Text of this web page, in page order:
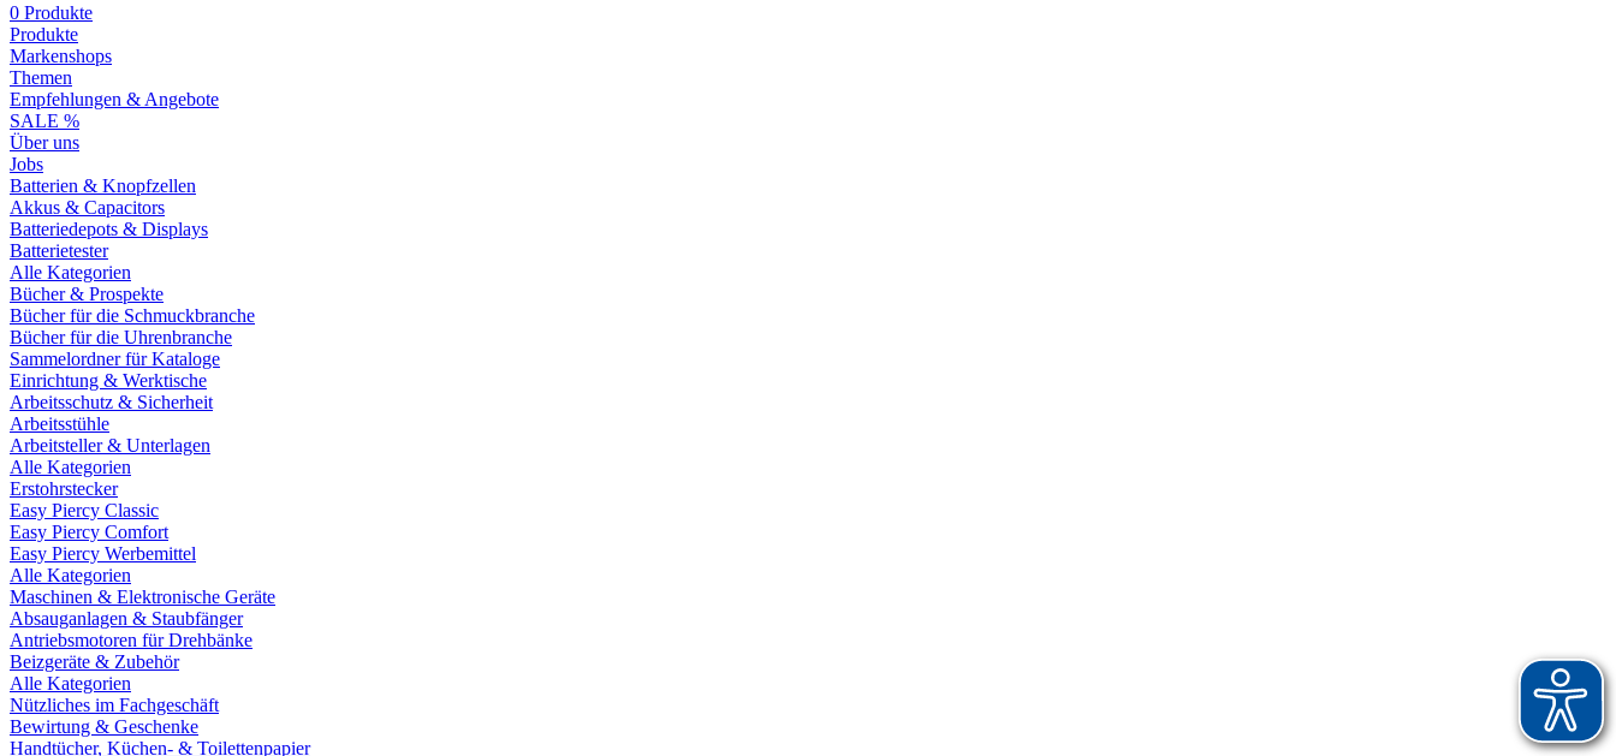
0 Produkte
Produkte
Markenshops
Themen
Empfehlungen & Angebote
SALE %
Über uns
Jobs
Batterien & Knopfzellen
Akkus & Capacitors
Batteriedepots & Displays
Batterietester
Alle Kategorien
Bücher & Prospekte
Bücher für die Schmuckbranche
Bücher für die Uhrenbranche
Sammelordner für Kataloge
Einrichtung & Werktische
Arbeitsschutz & Sicherheit
Arbeitsstühle
Arbeitsteller & Unterlagen
Alle Kategorien
Erstohrstecker
Easy Piercy Classic
Easy Piercy Comfort
Easy Piercy Werbemittel
Alle Kategorien
Maschinen & Elektronische Geräte
Absauganlagen & Staubfänger
Antriebsmotoren für Drehbänke
Beizgeräte & Zubehör
Alle Kategorien
Nützliches im Fachgeschäft
Bewirtung & Geschenke
Handtücher, Küchen- & Toilettenpapier